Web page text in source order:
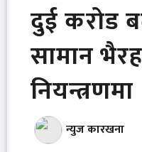
दुई करोड
सामान
नियन्त्रणमा
न्युज कारखना